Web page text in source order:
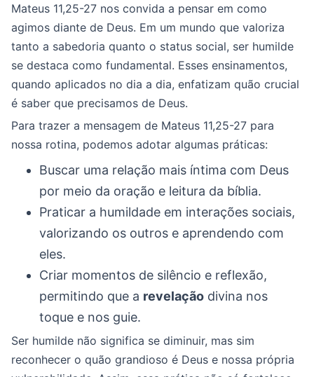
Mateus 11,25-27 nos convida a pensar em como
agimos diante de Deus. Em um mundo que valoriza
tanto a sabedoria quanto o status social, ser humilde
se destaca como fundamental. Esses ensinamentos,
quando aplicados no dia a dia, enfatizam quão crucial
é saber que precisamos de Deus.
Para trazer a mensagem de Mateus 11,25-27 para
nossa rotina, podemos adotar algumas práticas:
Buscar uma relação mais íntima com Deus
por meio da oração e leitura da bíblia.
Praticar a humildade em interações sociais,
valorizando os outros e aprendendo com
eles.
Criar momentos de silêncio e reflexão,
permitindo que a revelação divina nos
toque e nos guie.
Ser humilde não significa se diminuir, mas sim
reconhecer o quão grandioso é Deus e nossa própria